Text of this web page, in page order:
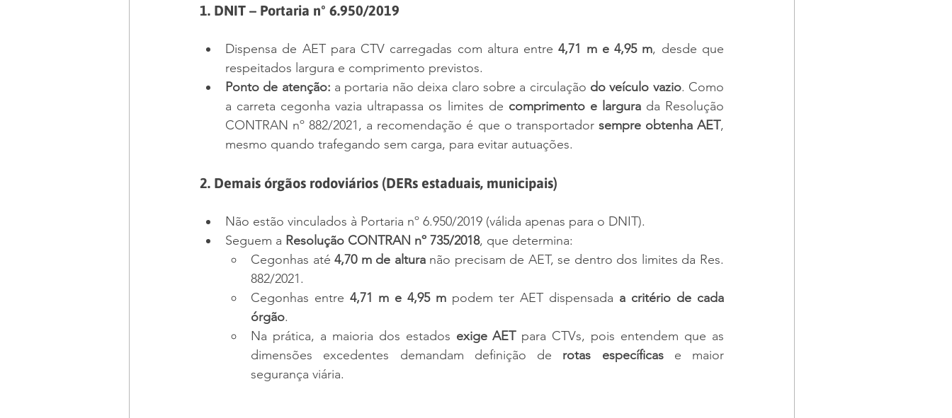
1. DNIT – Portaria nº 6.950/2019
Dispensa de AET para CTV carregadas com altura entre 4,71 m e 4,95 m, desde que
respeitados largura e comprimento previstos.
Ponto de atenção: a portaria não deixa claro sobre a circulação do veículo vazio. Como
a carreta cegonha vazia ultrapassa os limites de comprimento e largura da Resolução
CONTRAN nº 882/2021, a recomendação é que o transportador sempre obtenha AET,
mesmo quando trafegando sem carga, para evitar autuações.
2. Demais órgãos rodoviários (DERs estaduais, municipais)
Não estão vinculados à Portaria nº 6.950/2019 (válida apenas para o DNIT).
Seguem a Resolução CONTRAN nº 735/2018, que determina:
Cegonhas até 4,70 m de altura não precisam de AET, se dentro dos limites da Res.
882/2021.
Cegonhas entre 4,71 m e 4,95 m podem ter AET dispensada a critério de cada
órgão.
Na prática, a maioria dos estados exige AET para CTVs, pois entendem que as
dimensões excedentes demandam definição de rotas específicas e maior
segurança viária.